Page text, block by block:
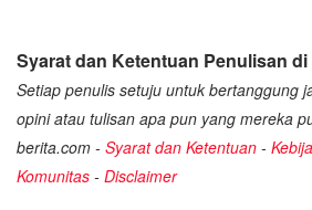
Syarat dan Ketentuan Penulisan
Setiap penulis setuju untuk bertanggung
opini atau tulisan apa pun yang mereka
berita.com - Syarat dan Ketentuan -
Komunitas - Disclaimer